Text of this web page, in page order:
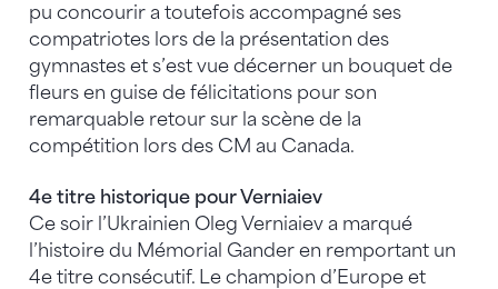
pu concourir a toutefois accompagné ses
compatriotes lors de la présentation des
gymnastes et s’est vue décerner un bouquet de
fleurs en guise de félicitations pour son
remarquable retour sur la scène de la
compétition lors des CM au Canada.
4e titre historique pour Verniaiev
Ce soir l’Ukrainien Oleg Verniaiev a marqué
l’histoire du Mémorial Gander en remportant un
4e titre consécutif. Le champion d’Europe et